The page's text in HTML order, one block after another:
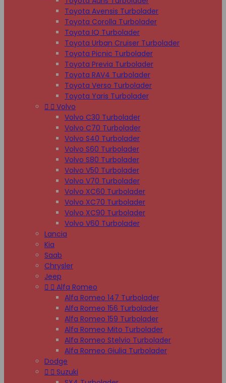
Toyota Avensis Turbolader
Toyota Corolla Turbolader
Toyota IQ Turbolader
Toyota Urban Cruiser Turbolader
Toyota Picnic Turbolader
Toyota Previa Turbolader
Toyota RAV4 Turbolader
Toyota Verso Turbolader
Toyota Yaris Turbolader
  Volvo
Volvo C30 Turbolader
Volvo C70 Turbolader
Volvo S40 Turbolader
Volvo S60 Turbolader
Volvo S80 Turbolader
Volvo V50 Turbolader
Volvo V70 Turbolader
Volvo XC60 Turbolader
Volvo XC70 Turbolader
Volvo XC90 Turbolader
Volvo V60 Turbolader
Lancia
Kia
Saab
Chrysler
Jeep
  Alfa Romeo
Alfa Romeo 147 Turbolader
Alfa Romeo 156 Turbolader
Alfa Romeo 159 Turbolader
Alfa Romeo Mito Turbolader
Alfa Romeo Stelvio Turbolader
Alfa Romeo Giulia Turbolader
Dodge
  Suzuki